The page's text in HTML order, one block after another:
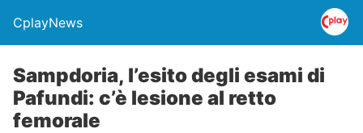
CplayNews
Sampdoria, l’esito degli esami di
Pafundi: c’è lesione al retto
femorale